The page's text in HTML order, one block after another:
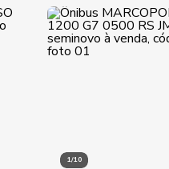
1/10